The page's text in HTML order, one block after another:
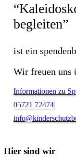
begleiten”
ist ein
Wir freuen uns
Informationen zu
05721 72474
Hier sind wir